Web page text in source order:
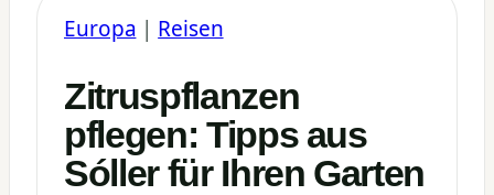
Europa | Reisen
Zitruspflanzen
pflegen: Tipps aus
Sóller für Ihren Garten